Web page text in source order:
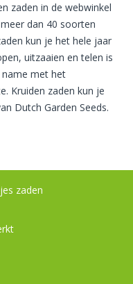
zaden in de webwinkel
dan 40 soorten
kun je het hele jaar
uitzaaien en telen is
met het
Kruiden zaden kun je
Dutch Garden Seeds.
zaden